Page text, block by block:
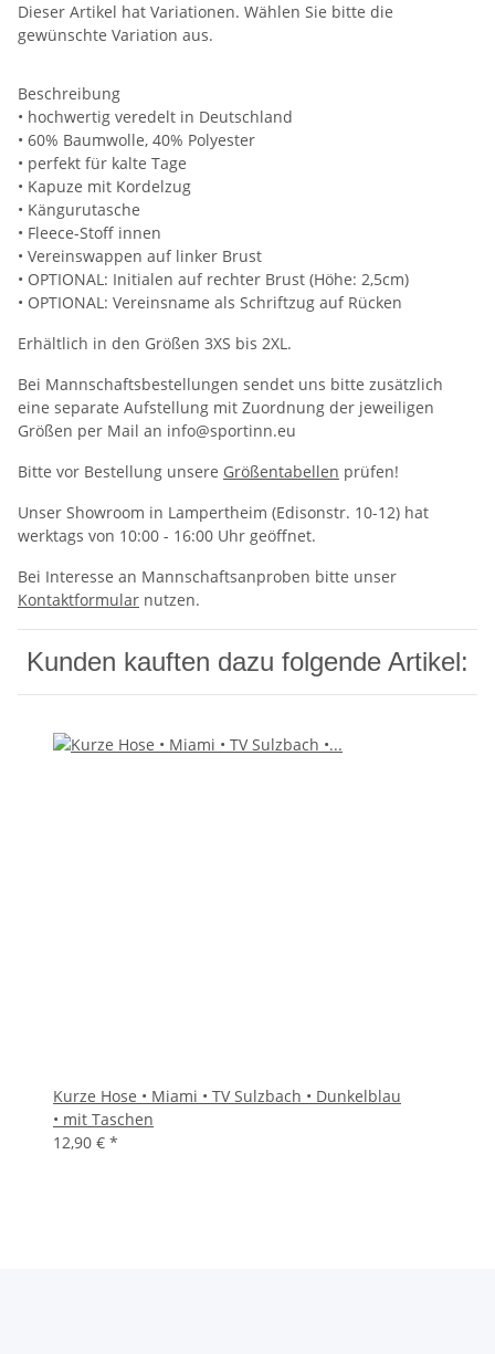
Dieser Artikel hat Variationen. Wählen Sie bitte die
gewünschte Variation aus.
Beschreibung
• hochwertig veredelt in Deutschland
• 60% Baumwolle, 40% Polyester
• perfekt für kalte Tage
• Kapuze mit Kordelzug
• Kängurutasche
• Fleece-Stoff innen
• Vereinswappen auf linker Brust
• OPTIONAL: Initialen auf rechter Brust (Höhe: 2,5cm)
• OPTIONAL: Vereinsname als Schriftzug auf Rücken
Erhältlich in den Größen 3XS bis 2XL.
Bei Mannschaftsbestellungen sendet uns bitte zusätzlich
eine separate Aufstellung mit Zuordnung der jeweiligen
Größen per Mail an info@sportinn.eu
Bitte vor Bestellung unsere Größentabellen prüfen!
Unser Showroom in Lampertheim (Edisonstr. 10-12) hat
werktags von 10:00 - 16:00 Uhr geöffnet.
Bei Interesse an Mannschaftsanproben bitte unser
Kontaktformular nutzen.
Kunden kauften dazu folgende Artikel:
Kurze Hose • Miami • TV Sulzbach • Dunkelblau
• mit Taschen
12,90 € *